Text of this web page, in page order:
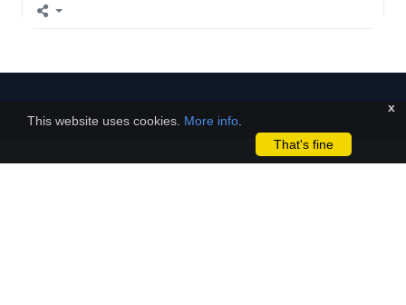
x
This website uses cookies. More info
That's fine